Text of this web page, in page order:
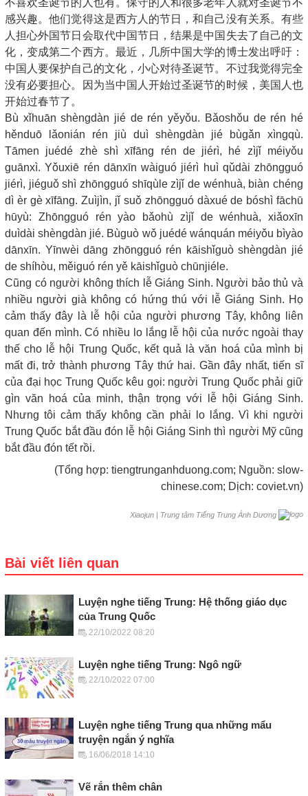
感兴趣。他们觉得这是西方人的节日，和自己没有关系。有些
人担心外国节日会取代中国节日，结果是中国失去了自己的文
化，变成第二个西方。最近，几所中国大学的博士发出呼吁：
中国人要保护自己的文化，小心对待圣诞节。不过我觉得完全
没有必要担心。因为当中国人开始过圣诞节的时候，美国人也
开始过春节了。
Bù xǐhuān shèngdàn jié de rén yěyǒu. Bǎoshǒu de rén hé
hěnduō lǎonián rén jiù duì shèngdàn jié bùgǎn xìngqù.
Tāmen juédé zhè shì xīfāng rén de jiérì, hé zìjǐ méiyǒu
guānxì. Yǒuxiē rén dānxīn wàiguó jiérì huì qǔdài zhōngguó
jiérì, jiéguǒ shì zhōngguó shīqùle zìjǐ de wénhuà, biàn chéng
dì èr gè xīfāng. Zuìjìn, jǐ suǒ zhōngguó dàxué de bóshì fāchū
hūyù: Zhōngguó rén yào bǎohù zìjǐ de wénhuà, xiǎoxīn
duìdài shèngdàn jié. Bùguò wǒ juédé wánquán méiyǒu bìyào
dānxīn. Yīnwèi dāng zhōngguó rén kāishǐguò shèngdàn jié
de shíhòu, měiguó rén yě kāishǐguò chūnjiéle.
Cũng có người không thích lễ Giáng Sinh. Người bảo thủ và
nhiều người già không có hứng thú với lễ Giáng Sinh. Họ
cảm thấy đây là lễ hội của người phương Tây, không liên
quan đến mình. Có nhiều lo lắng lễ hội của nước ngoài thay
thế cho lễ hội Trung Quốc, kết quả là văn hoá của mình bị
mất đi, trở thành phương Tây thứ hai. Gần đây nhất, tiến sĩ
của đại học Trung Quốc kêu gọi: người Trung Quốc phải giữ
gìn văn hoá của minh, thận trọng với lễ hội Giáng Sinh.
Nhưng tôi cảm thấy không cần phải lo lắng. Vì khi người
Trung Quốc bắt đầu đón lễ hội Giáng Sinh thì người Mỹ cũng
bắt đầu đón tết rồi.
(Tổng hợp: tiengtrunganhduong.com; Nguồn: slow-
chinese.com; Dịch: coviet.vn)
Xiaojun | Trung tâm Tiếng Trung Ánh Dương
Bài viết liên quan
Luyện nghe tiếng Trung: Hệ thống giáo dục
của Trung Quốc
22/10/2022 08:20
Luyện nghe tiếng Trung: Ngô ngữ
22/10/2022 07:00
Luyện nghe tiếng Trung qua những mẩu
truyện ngắn ý nghĩa
16/06/2018 14:10
Vẽ rắn thêm chân